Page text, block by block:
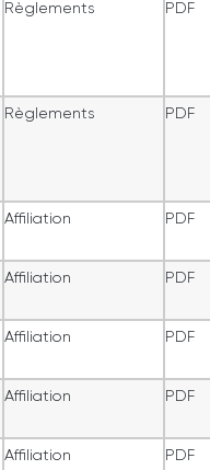
Règlements PDF
Règlements PDF
Affiliation PDF
Affiliation PDF
Affiliation PDF
Affiliation PDF
Affiliation PDF